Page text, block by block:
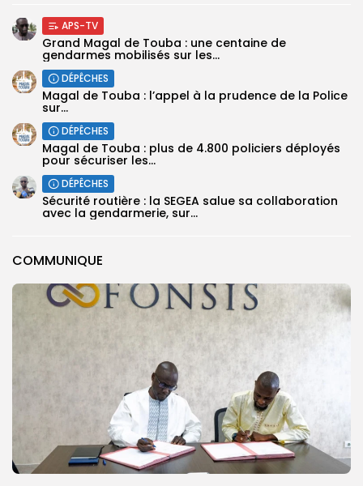
COMMUNIQUE
APS-TV
Grand Magal de Touba : une centaine de
gendarmes mobilisés sur les...
DÉPÊCHES
Magal de Touba : l’appel à la prudence de la Police
sur...
DÉPÊCHES
Magal de Touba : plus de 4.800 policiers déployés
pour sécuriser les...
DÉPÊCHES
Sécurité routière : la SEGEA salue sa collaboration
avec la gendarmerie, sur...